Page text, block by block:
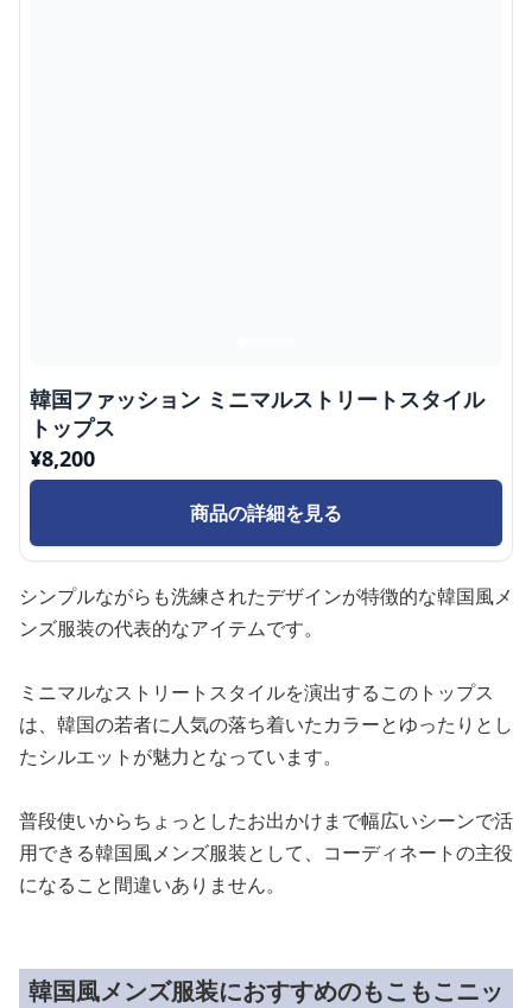
韓国ファッション ミニマルストリートスタイル
トップス
¥8,200
商品の詳細を見る
シンプルながらも洗練されたデザインが特徴的な韓国風メ
ンズ服装の代表的なアイテムです。
ミニマルなストリートスタイルを演出するこのトップス
は、韓国の若者に人気の落ち着いたカラーとゆったりとし
たシルエットが魅力となっています。
普段使いからちょっとしたお出かけまで幅広いシーンで活
用できる韓国風メンズ服装として、コーディネートの主役
になること間違いありません。
韓国風メンズ服装におすすめのもこもこニッ